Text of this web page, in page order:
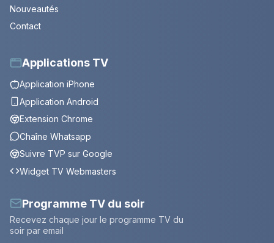
Nouveautés
Contact
Applications TV
Application iPhone
Application Android
Extension Chrome
Chaîne Whatsapp
Suivre TVP sur Google
Widget TV Webmasters
Programme TV du soir
Recevez chaque jour le programme TV du
soir par email